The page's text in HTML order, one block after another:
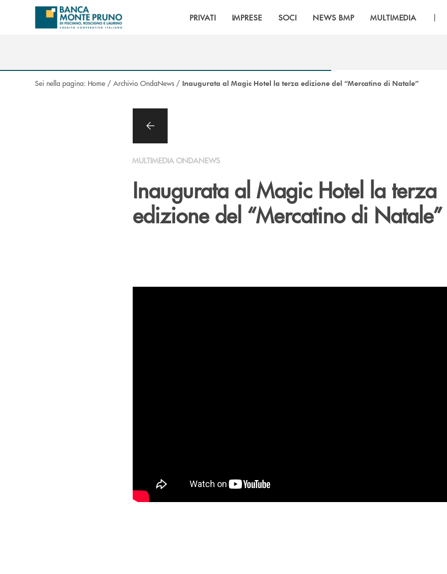
Salta al contenuto principale
PRIVATI IMPRESE SOCI NEWS BMP MULTIMEDIA |
Sei nella pagina: Home / Archivio OndaNews / Inaugurata al Magic Hotel la terza edizione del “Mercatino di Natale”
MULTIMEDIA ONDANEWS
Inaugurata al Magic Hotel la terza
edizione del “Mercatino di Natale”